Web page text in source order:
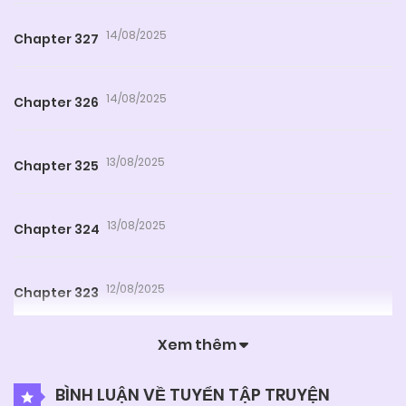
Chapter 327 14/08/2025
Chapter 326 14/08/2025
Chapter 325 13/08/2025
Chapter 324 13/08/2025
Chapter 323 12/08/2025
11/08/2025Xem thêm
BÌNH LUẬN VỀ TUYỂN TẬP TRUYỆN